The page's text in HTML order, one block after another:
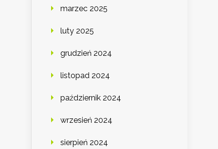
marzec 2025
luty 2025
grudzień 2024
listopad 2024
październik 2024
wrzesień 2024
sierpień 2024